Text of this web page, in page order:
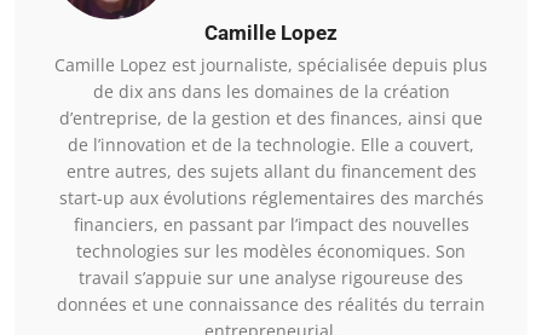
Camille Lopez
Camille Lopez est journaliste, spécialisée depuis plus
de dix ans dans les domaines de la création
d’entreprise, de la gestion et des finances, ainsi que
de l’innovation et de la technologie. Elle a couvert,
entre autres, des sujets allant du financement des
start-up aux évolutions réglementaires des marchés
financiers, en passant par l’impact des nouvelles
technologies sur les modèles économiques. Son
travail s’appuie sur une analyse rigoureuse des
données et une connaissance des réalités du terrain